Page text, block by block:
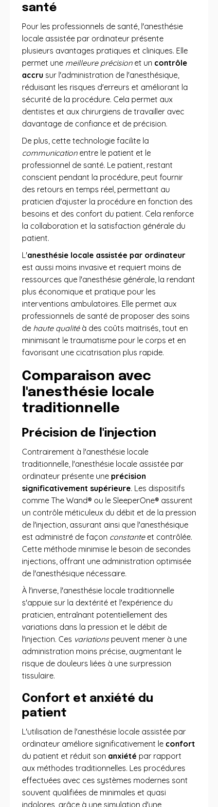
santé
Pour les professionnels de santé, l'anesthésie
locale assistée par ordinateur présente
plusieurs avantages pratiques et cliniques. Elle
permet une meilleure précisionet un contrôle
accru sur l'administration de l'anesthésique,
réduisant les risques d'erreurs et améliorant la
sécurité de la procédure. Cela permet aux
dentistes et aux chirurgiens de travailler avec
davantage de confiance et de précision.
De plus, cette technologie facilite la
communicationentre le patient et le
professionnel de santé. Le patient, restant
conscient pendant la procédure, peut fournir
des retours en temps réel, permettant au
praticien d'ajuster la procédure en fonction des
besoins et des confort du patient. Cela renforce
la collaboration et la satisfaction générale du
patient.
L'anesthésie locale assistée par ordinateur
est aussi moins invasive et requiert moins de
ressources que l'anesthésie générale, la rendant
plus économique et pratique pour les
interventions ambulatoires. Elle permet aux
professionnels de santé de proposer des soins
de haute qualitéà des coûts maitrisés, tout en
minimisant le traumatisme pour le corps et en
favorisant une cicatrisation plus rapide.
Comparaison avec
l'anesthésie locale
traditionnelle
Précision de l'injection
Contrairement à l'anesthésie locale
traditionnelle, l'anesthésie locale assistée par
ordinateur présente une précision
significativement supérieure. Les dispositifs
comme The Wand® ou le SleeperOne® assurent
un contrôle méticuleux du débit et de la pression
de l'injection, assurant ainsi que l'anesthésique
est administré de façon constanteet contrôlée.
Cette méthode minimise le besoin de secondes
injections, offrant une administration optimisée
de l'anesthésique nécessaire.
À l'inverse, l'anesthésie locale traditionnelle
s'appuie sur la dextérité et l'expérience du
praticien, entraînant potentiellement des
variations dans la pression et le débit de
l'injection. Ces variationspeuvent mener à une
administration moins précise, augmentant le
risque de douleurs liées à une surpression
tissulaire.
Confort et anxiété du
patient
L'utilisation de l'anesthésie locale assistée par
ordinateur améliore significativement le confort
du patient et réduit son anxiété par rapport
aux méthodes traditionnelles. Les procédures
effectuées avec ces systèmes modernes sont
souvent qualifiées de minimales et quasi
indolores, grâce à une simulation d'une